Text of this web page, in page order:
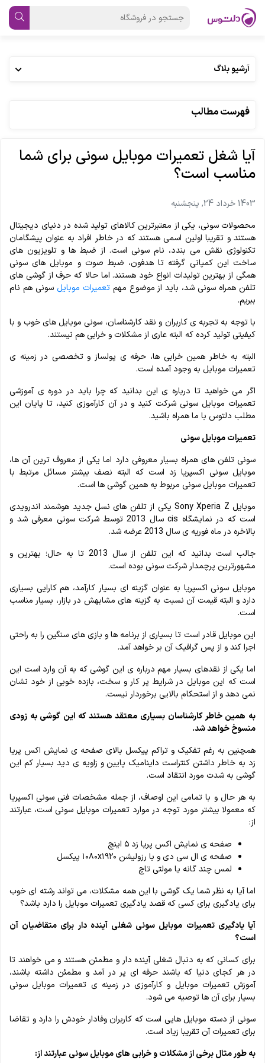
آرشیو بلاگ
فهرست مطالب
آیا شغل تعمیرات موبایل سونی برای شما
مناسب است؟
1403 خرداد 24, پنجشنبه
محصولات سونی، یکی از معتبرترین کالاهای تولید شده در دنیای دیجیتال
هستند و تقریبا اولین اسمی هستند که در خاطر افراد به عنوان پیشگامان
تکنولوژی نقش می بندد، نام سونی است. از ضبط ها و تلویزیون های
ساخت این کمپانی گرفته تا هدفون، ضبط صوت و موبایل های سونی
همگی از بهترین تولیدات انواع خود هستند. اما حالا که حرف از گوشی های
تلفن همراه سونی شد، باید از موضوع مهمتعمیرات موبایل سونی هم نام
ببریم.
با توجه به تجربه ی کاربران و نقد کارشناسان، سونی موبایل های خوب و با
کیفیتی تولید کرده که البته عاری از مشکلات و خرابی هم نیستند.
البته به خاطر همین خرابی ها، حرفه ی پولساز و تخصصی در زمینه ی
تعمیرات موبایل به وجود آمده است.
اگر می خواهید تا درباره ی این بدانید که چرا باید در دوره ی آموزشی
تعمیرات موبایل سونی شرکت کنید و در آن کارآموزی کنید، تا پایان این
مطلب دلتوس با ما همراه باشید.
تعمیرات موبایل سونی
سونی تلفن های همراه بسیار معروفی دارد اما یکی از معروف ترین آن ها،
موبایل سونی اکسپریا زد است که البته نصف بیشتر مسائل مرتبط با
تعمیرات موبایل سونی مربوط به همین گوشی ها است.
موبایل Sony Xperia Z یکی از تلفن های نسل جدید هوشمند اندرویدی
است که در نمایشگاه cis سال 2013 توسط شرکت سونی معرفی شد و
بالاخره در ماه فوریه ی سال 2013 عرضه شد.
جالب است بدانید که این تلفن از سال 2013 تا به حال؛ بهترین و
مشهورترین پرچمدار شرکت سونی بوده است.
موبایل سونی اکسپریا به عنوان گزینه ای بسیار کارآمد، هم کارایی بسیاری
دارد و البته قیمت آن نسبت به گزینه های مشابهش در بازار، بسیار مناسب
است.
این موبایل قادر است تا بسیاری از برنامه ها و بازی های سنگین را به راحتی
اجرا کند و از پس گرافیک آن بر خواهد آمد.
اما یکی از نقدهای بسیار مهم درباره ی این گوشی که به آن وارد است این
است که این موبایل در شرایط پر کار و سخت، بازده خوبی از خود نشان
نمی دهد و از استحکام بالایی برخوردار نیست.
به همین خاطر کارشناسان بسیاری معتقد هستند که این گوشی به زودی
منسوخ خواهد شد.
همچنین به ‌رغم تفکیک و تراکم پیکسل بالای صفحه ی نمایش اکس ‌پریا
زد به‌ خاطر داشتن کنتراست داینامیک پایین و زاویه ی دید بسیار کم این
گوشی به ‌شدت مورد انتقاد است.
به هر حال و با تمامی این اوصاف، از جمله مشخصات فنی سونی اکسپریا
که معمولا بیشتر مورد توجه در موارد تعمیرات موبایل سونی است، عبارتند
از:
صفحه ی نمایش اکس ‌پریا زد ۵ اینچ
صفحه ی ال ‌سی ‌دی و با رزولیشن ۱۰۸۰x۱۹۲۰ پیکسل
لمس چند گانه یا مولتی ‌تاچ
اما آیا به نظر شما یک گوشی با این همه مشکلات، می تواند رشته ای خوب
برای یادگیری برای کسی که قصد یادگیری تعمیرات موبایل را دارد باشد؟
آیا یادگیری تعمیرات موبایل سونی شغلی آینده دار برای متقاضیان آن
است؟
برای کسانی که به دنبال شغلی آینده دار و مطمئن هستند و می خواهند تا
در هر کجای دنیا که باشند حرفه ای پر در آمد و مطمئن داشته باشند،
آموزش تعمیرات موبایل و کارآموزی در زمینه ی تعمیرات موبایل سونی
بسیار برای آن ها توصیه می شود.
سونی از دسته موبایل هایی است که کاربران وفادار خودش را دارد و تقاضا
برای تعمیرات آن تقریبا زیاد است.
به طور مثال برخی از مشکلات و خرابی های موبایل سونی عبارتند از: